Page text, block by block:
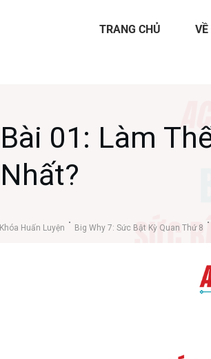
TRANG CHỦ
Bài 01: Làm
Nhất?
Khóa Huấn Luyện Big Why 7: Sức Bật Kỳ Quan Thứ 8